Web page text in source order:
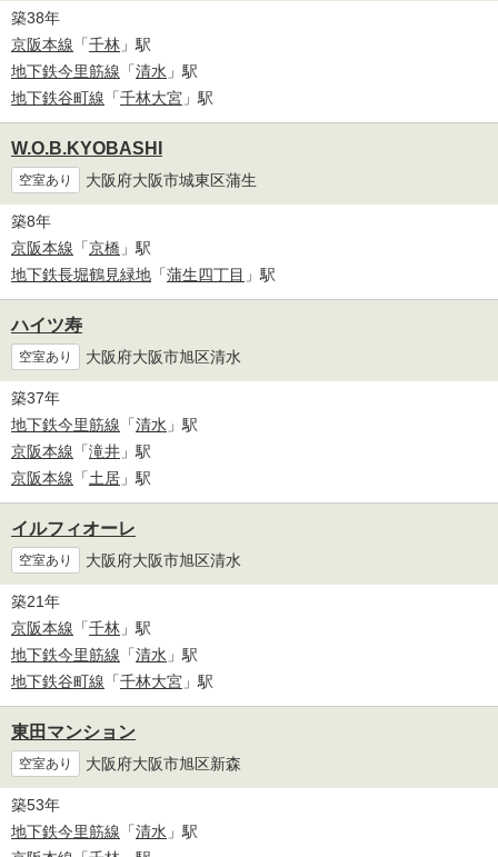
築38年
京阪本線 「千林 」駅
地下鉄今里筋線 「清水 」駅
地下鉄谷町線 「千林大宮 」駅
W.O.B.KYOBASHI
空室あり 大阪府大阪市城東区蒲生
築8年
京阪本線 「京橋 」駅
地下鉄長堀鶴見緑地 「蒲生四丁目 」駅
ハイツ寿
空室あり 大阪府大阪市旭区清水
築37年
地下鉄今里筋線 「清水 」駅
京阪本線 「滝井 」駅
京阪本線 「土居 」駅
イルフィオーレ
空室あり 大阪府大阪市旭区清水
築21年
京阪本線 「千林 」駅
地下鉄今里筋線 「清水 」駅
地下鉄谷町線 「千林大宮 」駅
東田マンション
空室あり 大阪府大阪市旭区新森
築53年
地下鉄今里筋線 「清水 」駅